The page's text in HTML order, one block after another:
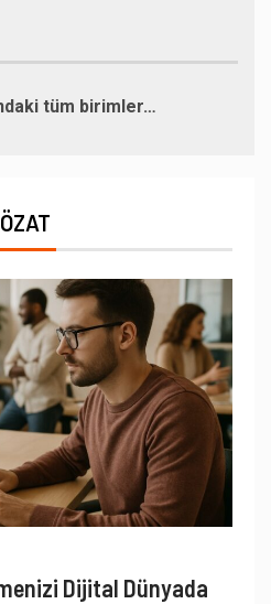
tüm birimler…
Dijital Dünyada